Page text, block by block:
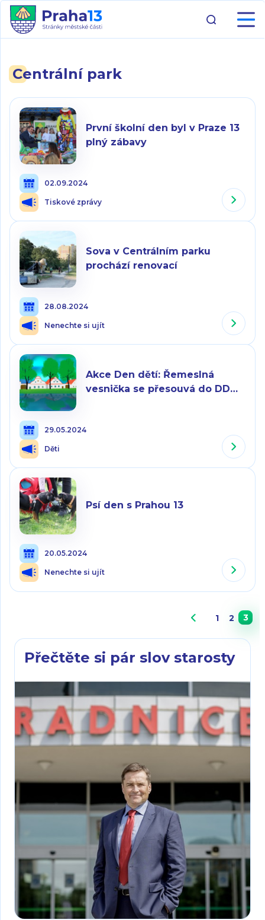
Centrální park
První školní den byl v Praze 13
plný zábavy
02.09.2024
Tiskové zprávy
Sova v Centrálním parku
prochází renovací
28.08.2024
Nenechte si ujít
Akce Den dětí: Řemeslná
vesnička se přesouvá do DDM
29.05.2024
Děti
Psí den s Prahou 13
20.05.2024
Nenechte si ujít
1 2 3
Přečtěte si pár slov starosty